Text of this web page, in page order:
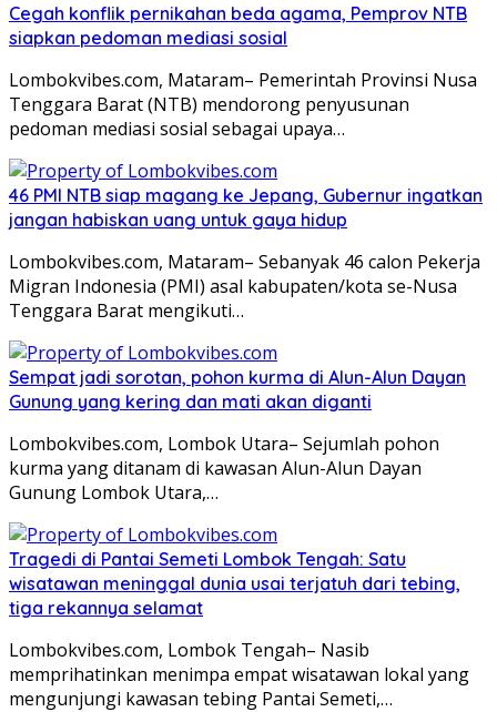
Cegah konflik pernikahan beda agama, Pemprov NTB
siapkan pedoman mediasi sosial
Lombokvibes.com, Mataram– Pemerintah Provinsi Nusa
Tenggara Barat (NTB) mendorong penyusunan
pedoman mediasi sosial sebagai upaya…
46 PMI NTB siap magang ke Jepang, Gubernur ingatkan
jangan habiskan uang untuk gaya hidup
Lombokvibes.com, Mataram– Sebanyak 46 calon Pekerja
Migran Indonesia (PMI) asal kabupaten/kota se-Nusa
Tenggara Barat mengikuti…
Sempat jadi sorotan, pohon kurma di Alun-Alun Dayan
Gunung yang kering dan mati akan diganti
Lombokvibes.com, Lombok Utara– Sejumlah pohon
kurma yang ditanam di kawasan Alun-Alun Dayan
Gunung Lombok Utara,…
Tragedi di Pantai Semeti Lombok Tengah: Satu
wisatawan meninggal dunia usai terjatuh dari tebing,
tiga rekannya selamat
Lombokvibes.com, Lombok Tengah– Nasib
memprihatinkan menimpa empat wisatawan lokal yang
mengunjungi kawasan tebing Pantai Semeti,…